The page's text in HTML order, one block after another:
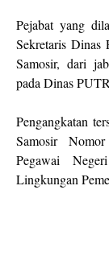
Pejabat yang
Sekretaris Dinas
Samosir, dari
pada Dinas
Pengangkatan
Samosir
Pegawai
Lingkungan